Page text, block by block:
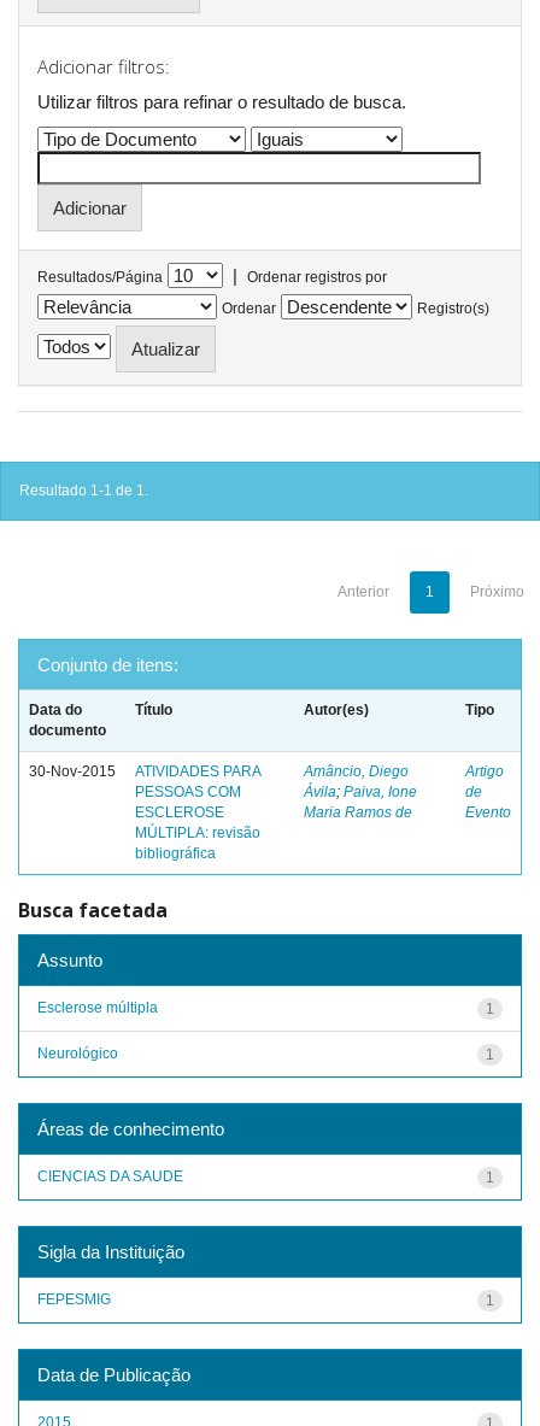
Adicionar filtros:
Utilizar filtros para refinar o resultado de busca.
Resultados/Página |
Ordenar registros por
Ordenar
Registro(s)
Resultado 1-1 de 1.
Anterior 1 Próximo
Conjunto de itens:
Data do
documento
Título Autor(es) Tipo
30-Nov-2015
ATIVIDADES PARA
PESSOAS COM
ESCLEROSE
MÚLTIPLA: revisão
bibliográfica
Amâncio, Diego
Ávila; Paiva, Ione
Maria Ramos de
Artigo
de
Evento
Busca facetada
Assunto
1
Esclerose múltipla
1
Neurológico
Áreas de conhecimento
1
CIENCIAS DA SAUDE
Sigla da Instituição
1
FEPESMIG
Data de Publicação
2015